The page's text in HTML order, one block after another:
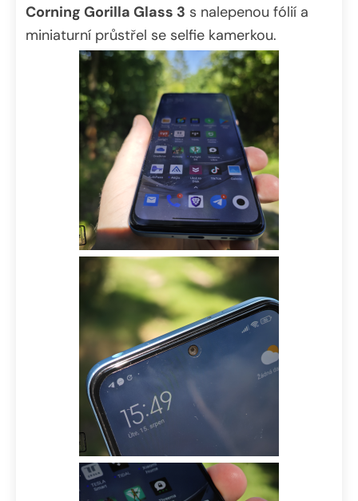
Corning Gorilla Glass 3 s nalepenou fólií a
miniaturní průstřel se selfie kamerkou.